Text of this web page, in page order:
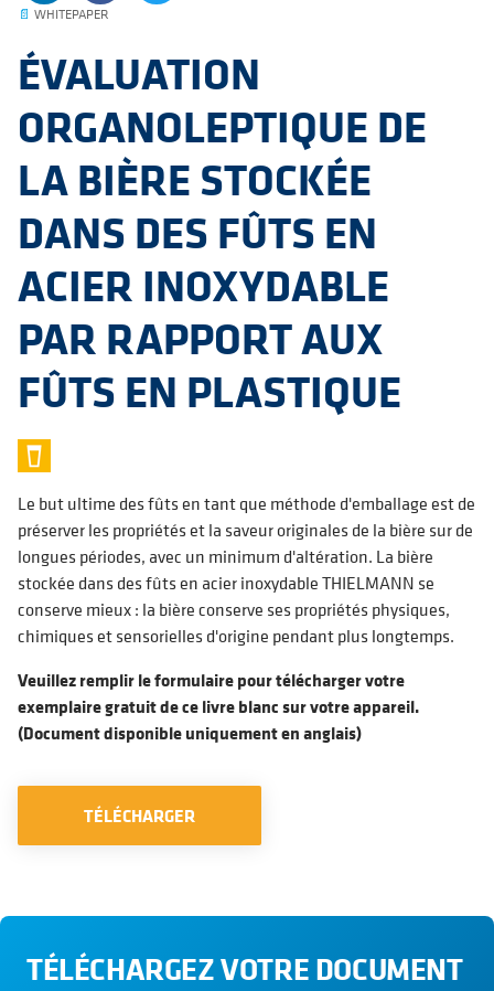
📄 WHITEPAPER
ÉVALUATION
ORGANOLEPTIQUE DE
LA BIÈRE STOCKÉE
DANS DES FÛTS EN
ACIER INOXYDABLE
PAR RAPPORT AUX
FÛTS EN PLASTIQUE
Le but ultime des fûts en tant que méthode d'emballage est de
préserver les propriétés et la saveur originales de la bière sur de
longues périodes, avec un minimum d'altération. La bière
stockée dans des fûts en acier inoxydable THIELMANN se
conserve mieux : la bière conserve ses propriétés physiques,
chimiques et sensorielles d'origine pendant plus longtemps.
Veuillez remplir le formulaire pour télécharger votre
exemplaire gratuit de ce livre blanc sur votre appareil.
(Document disponible uniquement en anglais)
TÉLÉCHARGER
TÉLÉCHARGEZ VOTRE DOCUMENT